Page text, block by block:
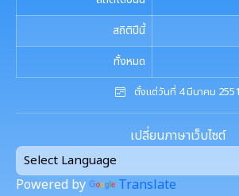
งานที่ 5 งานศูนย์ข้อมูลทรัพยากรท้
งานที่ 4 อนุรักษ์และใช้ประโยชน์จ
งานที่ 6 สนับสนุนในการอนุรักษ์แล
การจัดการพื้นที่สีเขียวในเมือง
การควบคุมภายใน
การบริหารความเสี่ยง
รายงานการประชุมสภาเทศบาล
การเรียกประชุมสภาฯ
การนัดประชุมสภาฯ
ประกาศสภาฯเทศบาลเมืองสุเทพ
กำหนดสมัยประชุม
งานประชาสัมพันธ์และการท่องเที่ยว
แผนงานท่องเที่ยว
แผนประชาสัมพันธ์
คู่มือปฏิบัติงานประชาสัมพันธ์
เอกสารประชาสัมพันธ์
เอกสารประชาสัมพันธ์กองการศึกษา
เอกสารประชาสัมพันธ์กองคลัง
ดาวน์โหลดเอกสาร
เอกสารดาวน์โหลด: สำนักปลัดเทศบ
ภาษีที่ดินและสิ่งปลูกสร้าง
สถิติปีนี้
ทั้งหมด
ตั้งแต่วันที่ 4 มีนาคม 2551
เปลี่ยนภาษาเว็บไซต์
Powered by Translate